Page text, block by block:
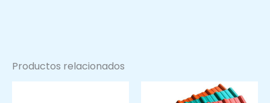
Productos relacionados